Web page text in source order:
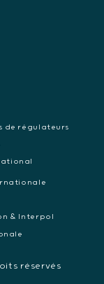
de régulateurs
& Interpol
réservés